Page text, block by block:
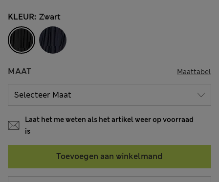
KLEUR: Zwart
MAAT Maattabel
Laat het me weten als het artikel weer op voorraad
is
Toevoegen aan winkelmand